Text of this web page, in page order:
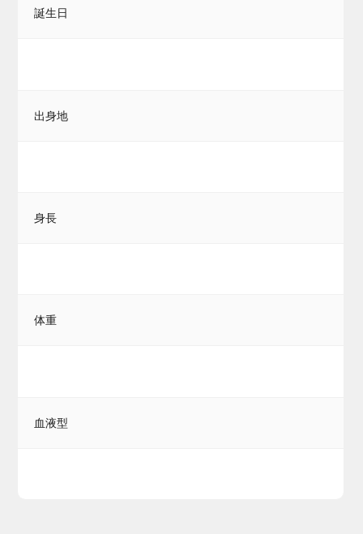
誕生日
出身地
身長
体重
血液型